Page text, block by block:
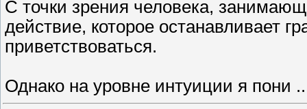
С точки зрения человека,
действие, которое останавливает
приветствоваться.
Однако на уровне интуиции я пони